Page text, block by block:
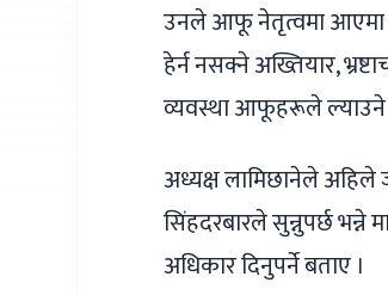
उनले आफू नेतृत्वमा आएमा
हेर्न नसक्ने अख्तियार,
व्यवस्था आफूहरूले ल्याउने
अध्यक्ष लामिछानेले अहिले
सिंहदरबारले सुन्नुपर्छ
अधिकार दिनुपर्ने बताए ।